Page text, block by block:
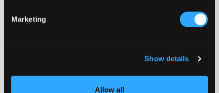
Marketing
Show details
Allow all
Verstelbare taille